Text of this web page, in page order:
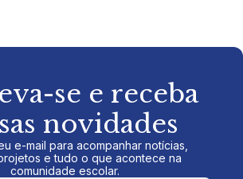
se e receba
novidades
e-mail para acompanhar notícias,
e tudo o que acontece na
comunidade escolar.